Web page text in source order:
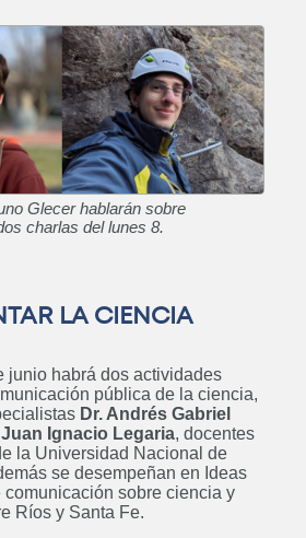
Glecer hablarán sobre
charlas del lunes 8.
LA CIENCIA
junio habrá dos actividades
pública de la ciencia,
Dr. Andrés Gabriel
Ignacio Legaria, docentes
la Universidad Nacional de
se desempeñan en Ideas
sobre ciencia y
Ríos y Santa Fe.